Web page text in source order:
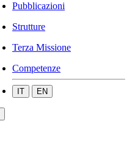
Pubblicazioni
Strutture
Terza Missione
Competenze
IT EN